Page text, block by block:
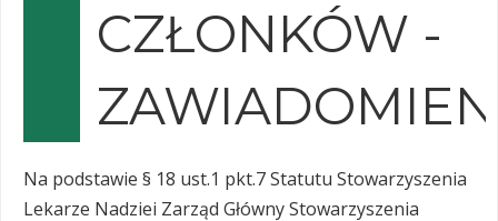
CZŁONKÓW -
Na podstawie § 18 ust.1 pkt.7 Statutu Stowarzyszenia
Lekarze Nadziei Zarząd Główny Stowarzyszenia